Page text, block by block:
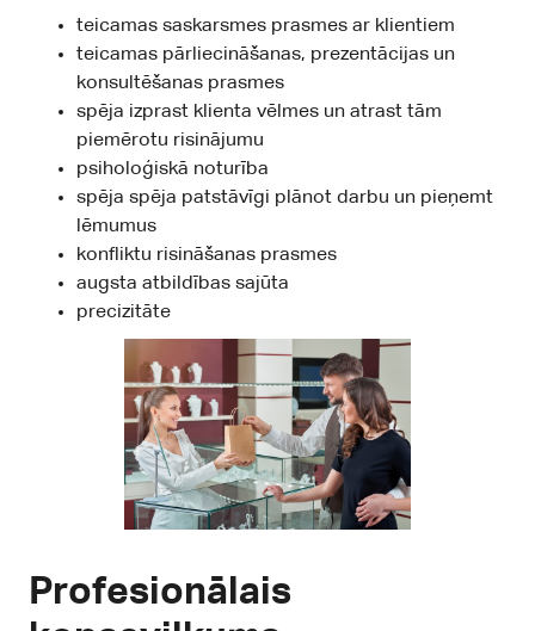
teicamas saskarsmes prasmes ar klientiem
teicamas pārliecināšanas, prezentācijas un
konsultēšanas prasmes
spēja izprast klienta vēlmes un atrast tām
piemērotu risinājumu
psiholoģiskā noturība
spēja spēja patstāvīgi plānot darbu un pieņemt
lēmumus
konfliktu risināšanas prasmes
augsta atbildības sajūta
precizitāte
Profesionālais